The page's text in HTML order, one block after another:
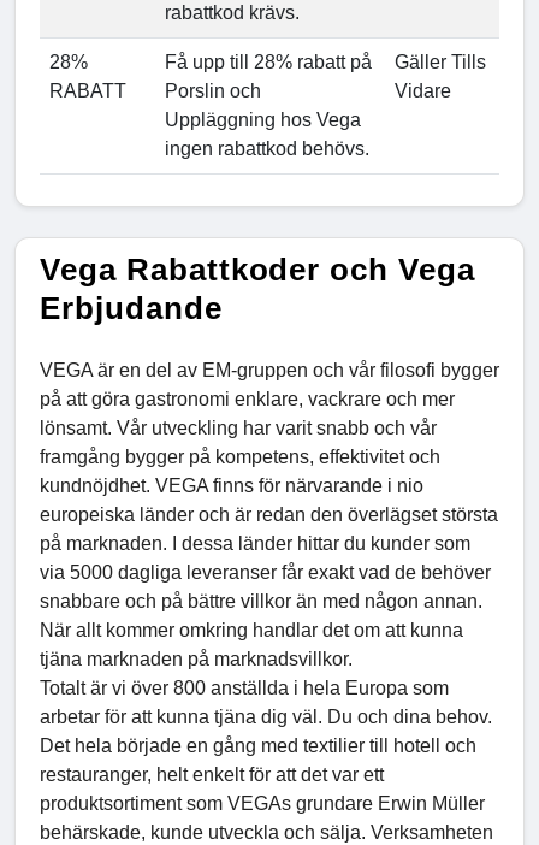
rabattkod krävs.
28%
RABATT
Få upp till 28% rabatt på
Porslin och
Uppläggning hos Vega
ingen rabattkod behövs.
Gäller Tills
Vidare
Vega Rabattkoder och Vega
Erbjudande
VEGA är en del av EM-gruppen och vår filosofi bygger
på att göra gastronomi enklare, vackrare och mer
lönsamt. Vår utveckling har varit snabb och vår
framgång bygger på kompetens, effektivitet och
kundnöjdhet. VEGA finns för närvarande i nio
europeiska länder och är redan den överlägset största
på marknaden. I dessa länder hittar du kunder som
via 5000 dagliga leveranser får exakt vad de behöver
snabbare och på bättre villkor än med någon annan.
När allt kommer omkring handlar det om att kunna
tjäna marknaden på marknadsvillkor.
Totalt är vi över 800 anställda i hela Europa som
arbetar för att kunna tjäna dig väl. Du och dina behov.
Det hela började en gång med textilier till hotell och
restauranger, helt enkelt för att det var ett
produktsortiment som VEGAs grundare Erwin Müller
behärskade, kunde utveckla och sälja. Verksamheten